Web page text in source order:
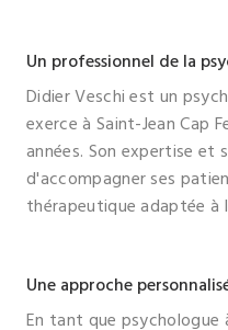
Un professionnel de la
Didier Veschi est un
exerce à Saint-Jean Cap
années. Son expertise et
d'accompagner ses
thérapeutique adaptée à
Une approche
En tant que psychologue